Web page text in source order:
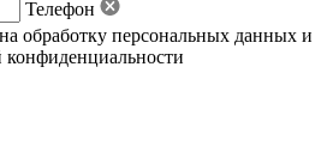
Телефон
обработку персональных данных и
конфиденциальности